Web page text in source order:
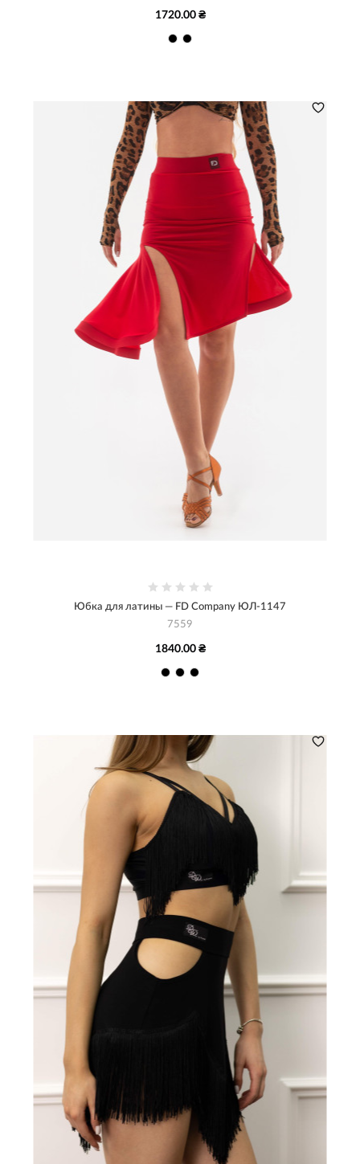
1720.00 ₴
Юбка для латины — FD Company ЮЛ-1147
7559
1840.00 ₴